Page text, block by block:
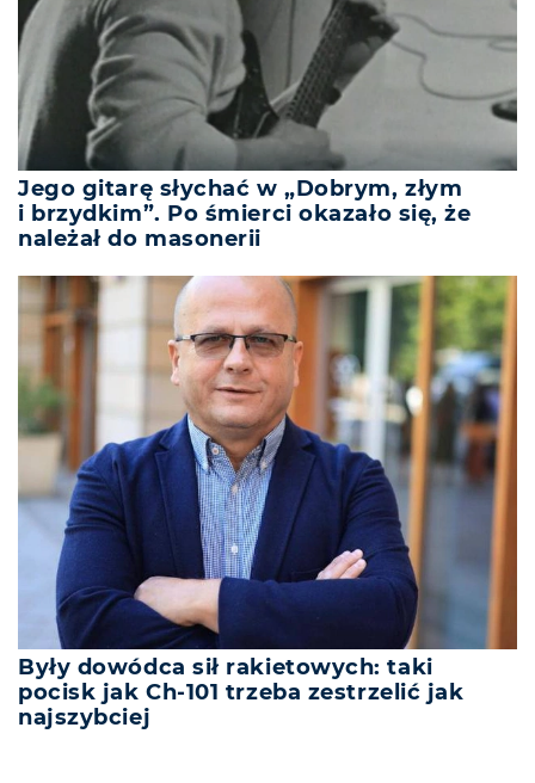
Jego gitarę słychać w „Dobrym, złym
i brzydkim”. Po śmierci okazało się, że
należał do masonerii
Były dowódca sił rakietowych: taki
pocisk jak Ch-101 trzeba zestrzelić jak
najszybciej